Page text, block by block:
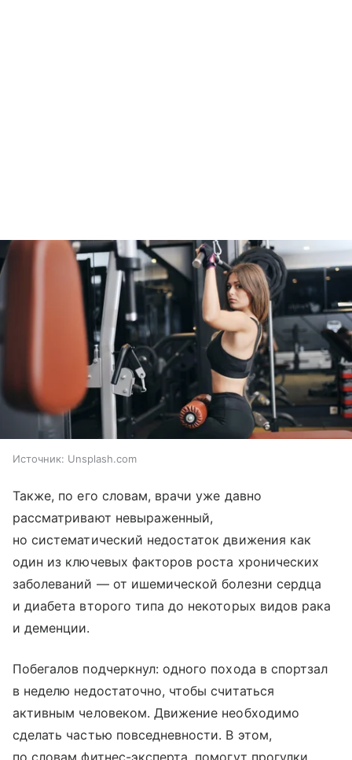
Источник: Unsplash.com
Также, по его словам, врачи уже давно
рассматривают невыраженный,
но систематический недостаток движения как
один из ключевых факторов роста хронических
заболеваний — от ишемической болезни сердца
и диабета второго типа до некоторых видов рака
и деменции.
Побегалов подчеркнул: одного похода в спортзал
в неделю недостаточно, чтобы считаться
активным человеком. Движение необходимо
сделать частью повседневности. В этом,
по словам фитнес-эксперта, помогут прогулки,